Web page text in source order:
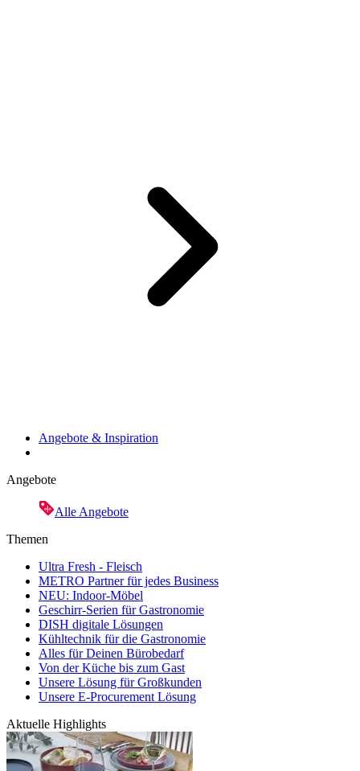
Angebote & Inspiration
Angebote
Alle Angebote
Themen
Ultra Fresh - Fleisch
METRO Partner für jedes Business
NEU: Indoor-Möbel
Geschirr-Serien für Gastronomie
DISH digitale Lösungen
Kühltechnik für die Gastronomie
Alles für Deinen Bürobedarf
Von der Küche bis zum Gast
Unsere Lösung für Großkunden
Unsere E-Procurement Lösung
Aktuelle Highlights